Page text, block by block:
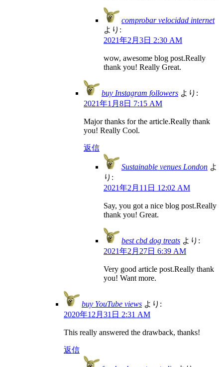
comprobar velocidad internet
より:
2021年2月3日 2:30 AM
wow, awesome blog post.Really
thank you! Really Great.
buy Instagram followers より:
2021年1月8日 7:15 AM
Major thanks for the article.Really thank
you! Really Cool.
返信
Sustainable venues London よ
り:
2021年2月11日 12:02 AM
Say, you got a nice blog post.Really
thank you! Great.
best cbd dog treats より:
2021年2月27日 6:39 AM
Very good article post.Really thank
you! Want more.
buy YouTube views より:
2020年12月31日 2:31 AM
This really answered the drawback, thanks!
返信